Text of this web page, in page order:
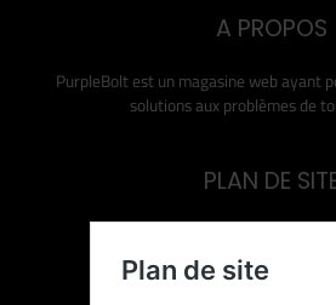
A PROPOS
PurpleBolt est un magasine web ayant
solutions aux problèmes de
PLAN DE